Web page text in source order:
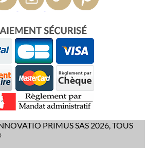
PRIMUS SAS 2026, TOUS